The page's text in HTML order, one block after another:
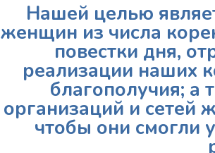
Нашей целью
женщин из числа
повестки дня,
реализации наших
благополучия; а
организаций и сетей
чтобы они смогли